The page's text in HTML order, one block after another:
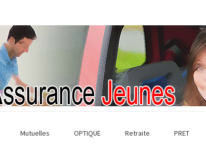
Mutuelles OPTIQUE Retraite PRET